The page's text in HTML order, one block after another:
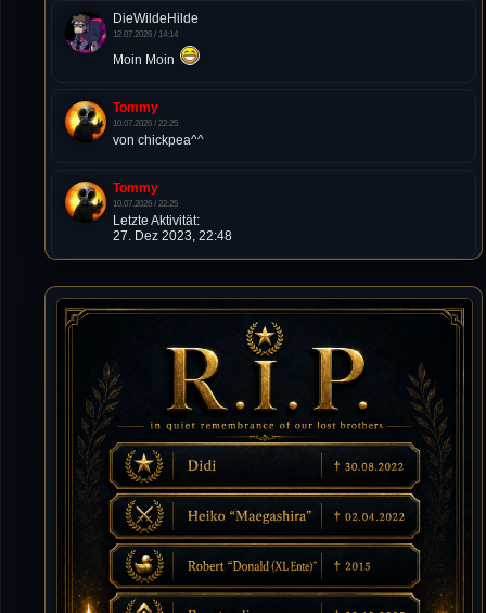
DieWildeHilde
12.07.2026 / 14:14
Moin Moin
Tommy
10.07.2026 / 22:25
von chickpea^^
Tommy
10.07.2026 / 22:25
Letzte Aktivität:
27. Dez 2023, 22:48
DieWildeHilde
10.07.2026 / 12:48
Happy Birthday Chickpea
DieWildeHilde
10.07.2026 / 10:08
Hallo meine Lieben!
Isimiyaki
10.07.2026 / 00:34
Alles gute chickpea
Mojochilla
02.07.2026 / 15:53
Was geht aaaaaaaaaaaab